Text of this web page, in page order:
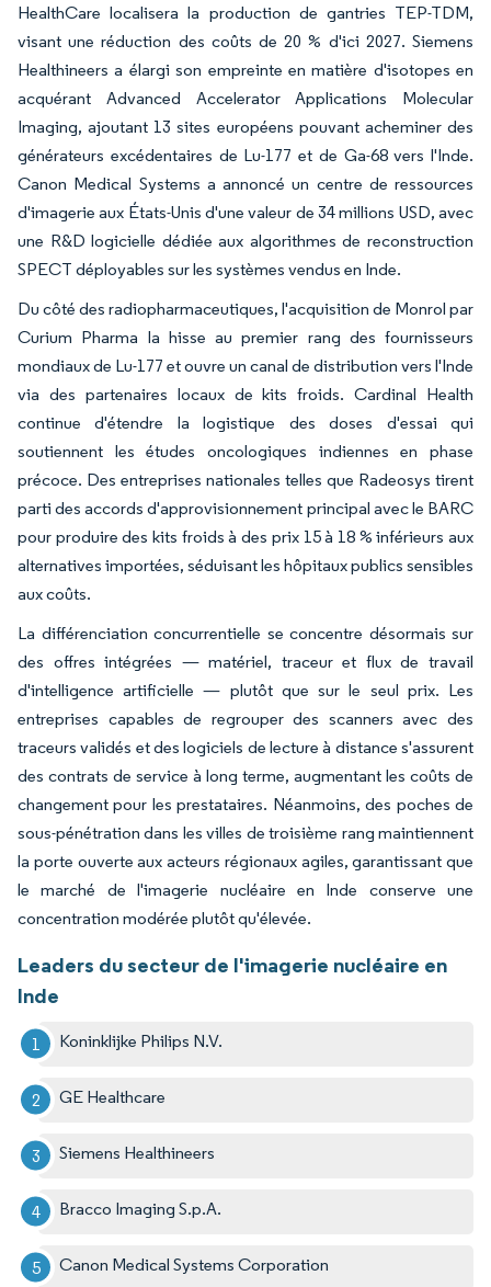
HealthCare localisera la production de gantries TEP-TDM,
visant une réduction des coûts de 20 % d'ici 2027. Siemens
Healthineers a élargi son empreinte en matière d'isotopes en
acquérant Advanced Accelerator Applications Molecular
Imaging, ajoutant 13 sites européens pouvant acheminer des
générateurs excédentaires de Lu-177 et de Ga-68 vers l'Inde.
Canon Medical Systems a annoncé un centre de ressources
d'imagerie aux États-Unis d'une valeur de 34 millions USD, avec
une R&D logicielle dédiée aux algorithmes de reconstruction
SPECT déployables sur les systèmes vendus en Inde.
Du côté des radiopharmaceutiques, l'acquisition de Monrol par
Curium Pharma la hisse au premier rang des fournisseurs
mondiaux de Lu-177 et ouvre un canal de distribution vers l'Inde
via des partenaires locaux de kits froids. Cardinal Health
continue d'étendre la logistique des doses d'essai qui
soutiennent les études oncologiques indiennes en phase
précoce. Des entreprises nationales telles que Radeosys tirent
parti des accords d'approvisionnement principal avec le BARC
pour produire des kits froids à des prix 15 à 18 % inférieurs aux
alternatives importées, séduisant les hôpitaux publics sensibles
aux coûts.
La différenciation concurrentielle se concentre désormais sur
des offres intégrées — matériel, traceur et flux de travail
d'intelligence artificielle — plutôt que sur le seul prix. Les
entreprises capables de regrouper des scanners avec des
traceurs validés et des logiciels de lecture à distance s'assurent
des contrats de service à long terme, augmentant les coûts de
changement pour les prestataires. Néanmoins, des poches de
sous-pénétration dans les villes de troisième rang maintiennent
la porte ouverte aux acteurs régionaux agiles, garantissant que
le marché de l'imagerie nucléaire en Inde conserve une
concentration modérée plutôt qu'élevée.
Leaders du secteur de l'imagerie nucléaire en
Inde
Koninklijke Philips N.V.
GE Healthcare
Siemens Healthineers
Bracco Imaging S.p.A.
Canon Medical Systems Corporation